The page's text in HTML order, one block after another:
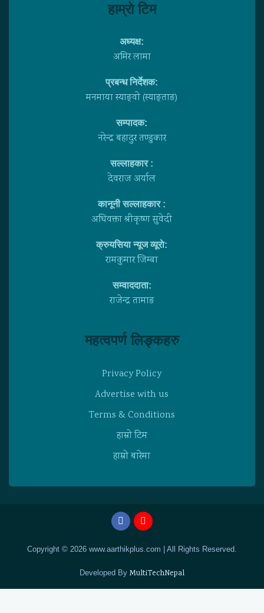
हाम्राे टिम
अध्यक्ष:
अमिर लामा
प्रबन्ध निर्देशक:
मनमाया स्याङ्वाे (स्याङ्ताङ)
सम्पादक:
नरेन्द्र बहादुर तण्डुकार
सल्लाहकार :
देवराज अर्याल
कानूनी सल्लाहकार :
अधिवक्ता श्रीकृष्ण सुवेदी
क्रुयसिया न्यूज व्यूराे:
रामकुमार जिम्बा
सम्वाददाता:
राजेन्द्र तामाङ
महत्वपर्ण लिङ्कहरु
Privacy Policy
Advertise with us
Terms & Conditions
हाम्राे टिम
हाम्राे बारेमा
Copyright © 2026 www.aarthikplus.com | All Rights Reserved.
Developed By MultiTechNepal